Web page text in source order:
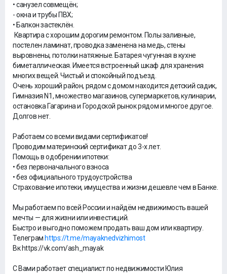
• санузел совмещён;
- окна и трубы ПВХ;
• Балкон застеклён.
Квартира с хорошим дорогим ремонтом. Полы заливные,
постелен ламинат, проводка заменена на медь, стены
выровнены, потолки натяжные. Батарея чугунная в кухне
биметаллическая. Имеется встроенный шкаф для хранения
многих вещей. Чистый и спокойный подъезд.
Очень хороший район, рядом с домом находится детский садик,
Гимназия N1, множество магазинов, супермаркетов, кулинарии,
остановка Гагарина и Городской рынок рядом и многое другое.
Долгов нет.
Работаем со всеми видами сертификатов!
Проводим материнский сертификат до 3-х лет.
Помощь в одобрении ипотеки:
• без первоначального взноса
• без официального трудоустройства
Страхование ипотеки, имущества и жизни дешевле чем в Банке.
Мы работаем по всей России и найдём недвижимость вашей
мечты — для жизни или инвестиций.
Быстро и выгодно поможем продать ваш дом или квартиру.
Телеграм https://t.me/mayaknedvizhimost
Вк https://vk.com/ash_mayak
С Вами работает специалист по недвижимости Юлия